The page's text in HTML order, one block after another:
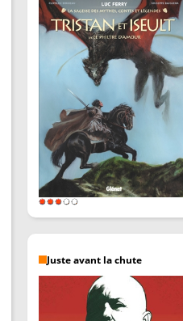
Juste avant la chute